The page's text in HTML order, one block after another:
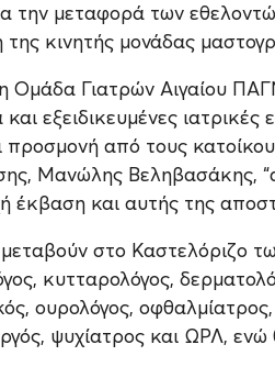
την μεταφορά των
κινητής μονάδας
Γιατρών Αιγαίου
εξειδικευμένες
προσμονή από τους
Μανώλης Βεληβασάκης,
έκβαση και αυτής της
στο Καστελόριζο
κυτταρολόγος,
ουρολόγος,
ψυχίατρος και ΩΡΛ,